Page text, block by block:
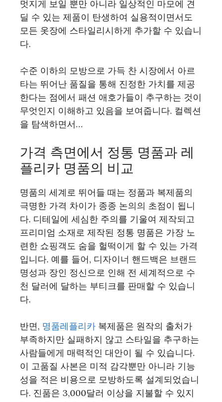
멋지게 보일 뿐만 아니라 일상적인 마모에 견
딜 수 있는 제품이 탄생하여 실용적이면서도
모든 옷장에 스타일리시하게 추가할 수 있습니
다.
수준 이하의 모방으로 가득 찬 시장에서 아르
타는 뛰어난 품질을 통해 진정한 가치를 제공
한다는 점에서 패션 애호가들이 추구하는 것이
무엇인지 이해하고 있음을 보여줍니다. 컬렉션
을 탐색하면서…
가격 측면에서 정통 명품과 레
플리카 명품의 비교
명품의 세계로 뛰어들 때는 정품과 복제품의
극명한 가격 차이가 종종 논의의 초점이 됩니
다. 디테일에 세심한 주의를 기울여 제작되고
프리미엄 소재로 제작된 정통 명품은 가장 노
련한 쇼핑객도 숨을 헐떡이게 할 수 있는 가격
입니다. 예를 들어, 디자이너 핸드백은 브랜드
명성과 장인 정신으로 인해 전 세계적으로 수
천 달러에 달하는 부티크를 판매할 수 있습니
다.
반면, 명품레플리카 복제품은 원작의 출처가
부족하지만 실패하지 않고 스타일을 추구하는
사람들에게 매력적인 대안이 될 수 있습니다.
이 고품질 사본은 미적 감각뿐만 아니라 기능
성을 적은 비용으로 모방하도록 설계되었습니
다. 진품은 3,000달러 이상을 지불할 수 있지